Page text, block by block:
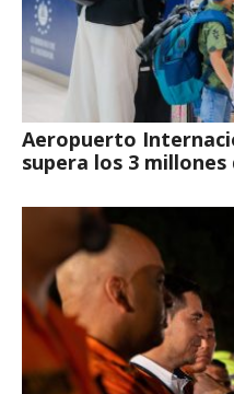
Aeropuerto
supera los 3